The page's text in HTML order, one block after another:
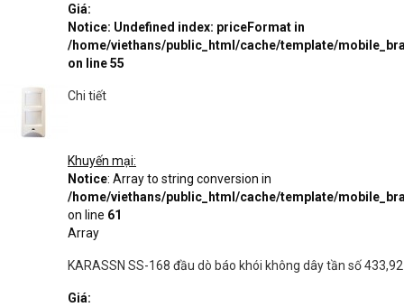
Giá:
Notice: Undefined index: priceFormat in
/home/viethans/public_html/cache/template/
on line55
Chi tiết
Khuyến mại:
Notice: Array to string conversion in
/home/viethans/public_html/cache/template/
on line 61
Array
KARASSN SS-168 đầu dò báo khói không dây tần số
Giá: